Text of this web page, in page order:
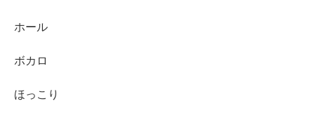
ホール
ボカロ
ほっこり